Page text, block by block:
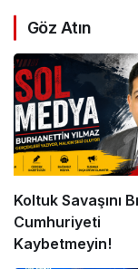
Göz Atın
Koltuk Savaşını
Cumhuriyeti
Kaybetmeyin!